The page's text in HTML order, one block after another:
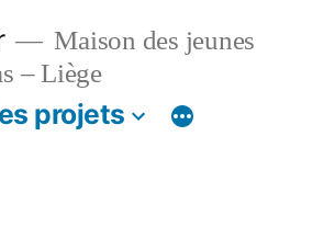
Maison des jeunes
– Liège
projets